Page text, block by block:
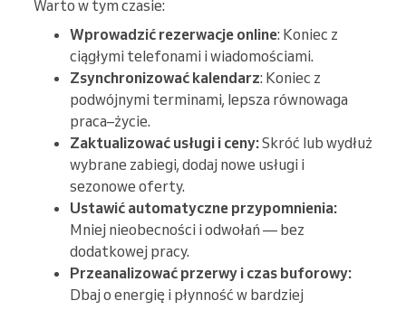
Warto w tym czasie:
Wprowadzić rezerwacje online: Koniec z
ciągłymi telefonami i wiadomościami.
Zsynchronizować kalendarz: Koniec z
podwójnymi terminami, lepsza równowaga
praca–życie.
Zaktualizować usługi i ceny:Skróć lub wydłuż
wybrane zabiegi, dodaj nowe usługi i
sezonowe oferty.
Ustawić automatyczne przypomnienia:
Mniej nieobecności i odwołań — bez
dodatkowej pracy.
Przeanalizować przerwy i czas buforowy:
Dbaj o energię i płynność w bardziej